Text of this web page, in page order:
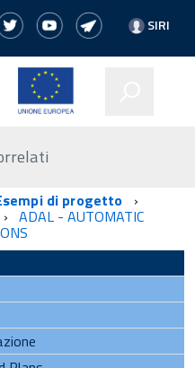
SIRI
di progetto
ADAL - AUTOMATIC